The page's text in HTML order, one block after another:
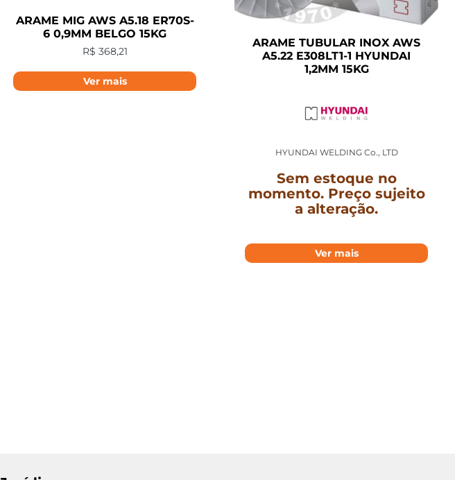
ARAME MIG AWS A5.18 ER70S-
6 0,9MM BELGO 15KG
R$ 368,21
Ver mais
ARAME TUBULAR INOX AWS
A5.22 E308LT1-1 HYUNDAI
1,2MM 15KG
HYUNDAI WELDING Co., LTD
Sem estoque no
momento. Preço sujeito
a alteração.
Ver mais